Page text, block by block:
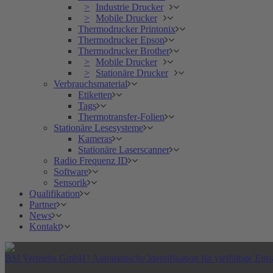
Industrie Drucker
Mobile Drucker
Thermodrucker Printonix
Thermodrucker Epson
Thermodrucker Brother
Mobile Drucker
Stationäre Drucker
Verbrauchsmaterial
Etiketten
Tags
Thermotransfer-Folien
Stationäre Lesesysteme
Kameras
Stationäre Laserscanner
Radio Frequenz ID
Software
Sensorik
Qualifikation
Partner
News
Kontakt
BSI Vertriebs GmbH | Automatische Identifikation für vielfältige